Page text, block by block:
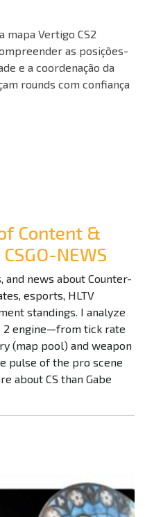
mapa Vertigo CS2
as posições-
e a coordenação da
rounds com confiança
Content &
NEWS
news about Counter-
esports, HLTV
standings. I analyze
2 engine—from tick rate
(map pool) and weapon
pulse of the pro scene
about CS than Gabe